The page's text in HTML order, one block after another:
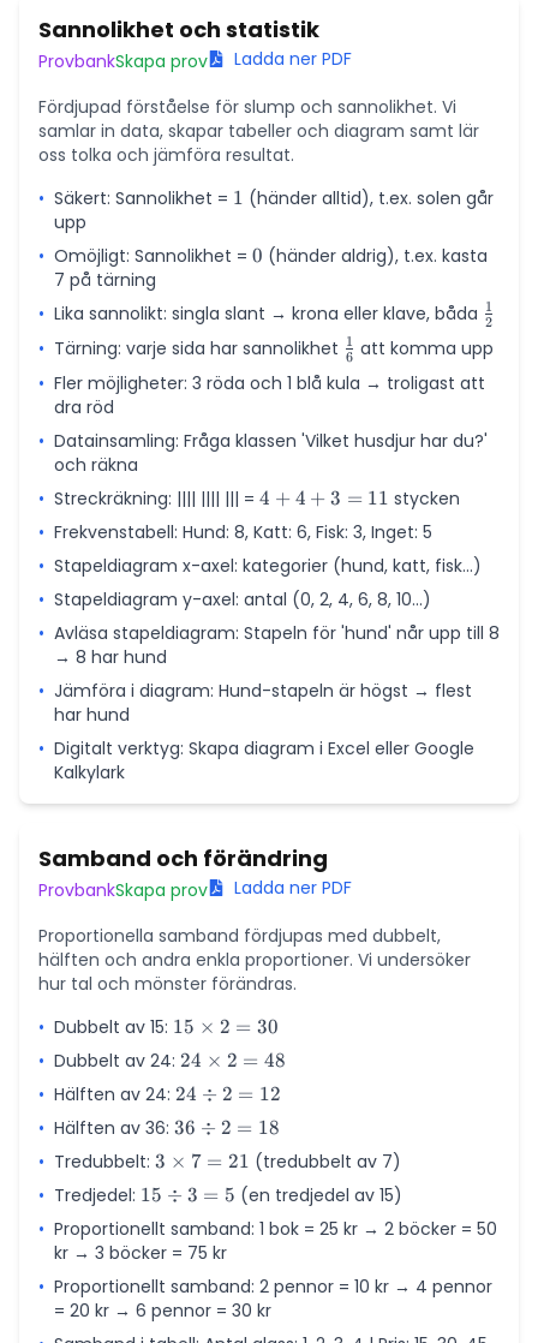
Sannolikhet och statistik
ProvbankSkapa prov
Ladda ner PDF
Fördjupad förståelse för slump och sannolikhet. Vi
samlar in data, skapar tabeller och diagram samt lär
oss tolka och jämföra resultat.
• Säkert: Sannolikhet = 1
1 (händer alltid), t.ex. solen går
upp
• Omöjligt: Sannolikhet = 0
0 (händer aldrig), t.ex. kasta
7 på tärning
• Lika sannolikt: singla slant → krona eller klave, båda 2
1
• Tärning: varje sida har sannolikhet \frac{1}
{6}
6
1 att komma upp
• Fler möjligheter: 3 röda och 1 blå kula → troligast att
dra röd
• Datainsamling: Fråga klassen 'Vilket husdjur har du?'
och räkna
• Streckräkning: |||| |||| ||| = 4
+
+
3
11
4 + 4 + 3 = 11 stycken
• Frekvenstabell: Hund: 8, Katt: 6, Fisk: 3, Inget: 5
• Stapeldiagram x-axel: kategorier (hund, katt, fisk...)
• Stapeldiagram y-axel: antal (0, 2, 4, 6, 8, 10...)
• Avläsa stapeldiagram: Stapeln för 'hund' når upp till 8
→ 8 har hund
• Jämföra i diagram: Hund-stapeln är högst → flest
har hund
• Digitalt verktyg: Skapa diagram i Excel eller Google
Kalkylark
Samband och förändring
ProvbankSkapa prov
Ladda ner PDF
Proportionella samband fördjupas med dubbelt,
hälften och andra enkla proportioner. Vi undersöker
hur tal och mönster förändras.
• Dubbelt av 15: 15
\times
15 × 2 = 30
• Dubbelt av 24: 24
\times
2 = 48
24 × 2 = 48
• Hälften av 24: 24
\div
2 =
12
24 ÷ 2 = 12
• Hälften av 36: 36
\div
2 =
18
36 ÷ 2 = 18
• Tredubbelt: 3
\times
7 = 21
3 × 7 = 21 (tredubbelt av 7)
• Tredjedel: 15
\div
3 =
15 ÷ 3 = 5 (en tredjedel av 15)
• Proportionellt samband: 1 bok = 25 kr → 2 böcker = 50
kr → 3 böcker = 75 kr
• Proportionellt samband: 2 pennor = 10 kr → 4 pennor
= 20 kr → 6 pennor = 30 kr